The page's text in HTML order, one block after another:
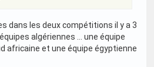
dans les deux compétitions il y a 3
algériennes … une équipe
africaine et une équipe égyptienne